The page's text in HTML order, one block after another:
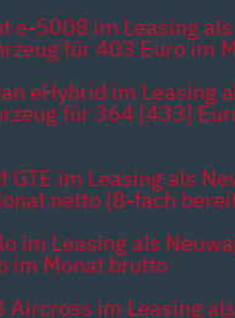
e-5008 im Leasing als
für 403 Euro im
eHybrid im Leasing
für 364 [433]
GTE im Leasing als
netto [8-fach
im Leasing als
im Monat brutto
Aircross im Leasing